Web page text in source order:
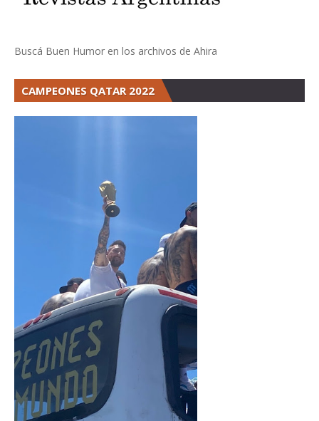
Buscá Buen Humor en los archivos de Ahira
CAMPEONES QATAR 2022